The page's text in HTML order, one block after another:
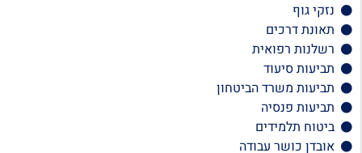
נזקי גוף
תאונת דרכים
רשלנות רפואית
תביעות סיעוד
תביעות משרד הביטחון
תביעות פנסיה
ביטוח תלמידים
אובדן כושר עבודה